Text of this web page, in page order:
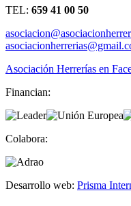
TEL: 659 41 00 50
Asociación Herrerías en
Financian:
Colabora:
Desarrollo web: Prisma